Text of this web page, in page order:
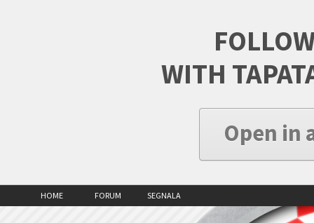
WITH
Open in
HOME FORUM SEGNALA